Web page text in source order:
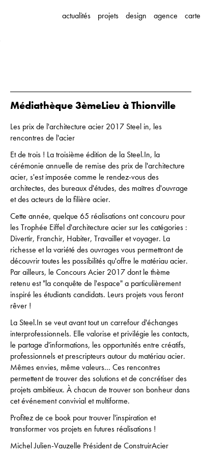
actualités projets design agence carte
Médiathèque 3èmeLieu à Thionville
Les prix de l'architecture acier 2017 Steel in, les
rencontres de l'acier
Et de trois ! La troisième édition de la Steel.In, la
cérémonie annuelle de remise des prix de l'architecture
acier, s'est imposée comme le rendez-vous des
architectes, des bureaux d'études, des maîtres d'ouvrage
et des acteurs de la filière acier.
Cette année, quelque 65 réalisations ont concouru pour
les Trophée Eiffel d'architecture acier sur les catégories :
Divertir, Franchir, Habiter, Travailler et voyager. La
richesse et la variété des ouvrages vous permettront de
découvrir toutes les possibilités qu'offre le matériau acier.
Par ailleurs, le Concours Acier 2017 dont le thème
retenu est "la conquête de l'espace" a particulièrement
inspiré les étudiants candidats. Leurs projets vous feront
rêver !
La Steel.In se veut avant tout un carrefour d'échanges
interprofessionnels. Elle valorise et privilégie les contacts,
le partage d'informations, les opportunités entre créatifs,
professionnels et prescripteurs autour du matériau acier.
Mêmes envies, même valeurs... Ces rencontres
permettent de trouver des solutions et de concrétiser des
projets ambitieux. À chacun de trouver son bonheur dans
cet événement convivial et multiforme.
Profitez de ce book pour trouver l'inspiration et
transformer vos projets en futures réalisations !
Michel Julien-Vauzelle Président de ConstruirAcier